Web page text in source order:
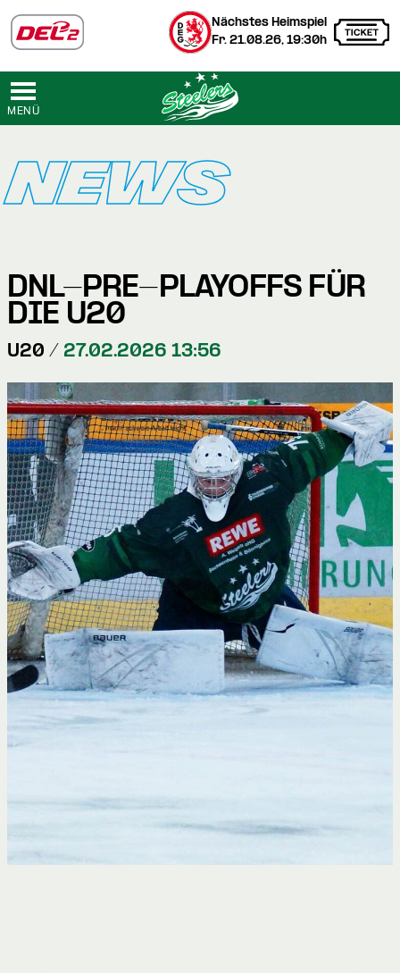
Nächstes Heimspiel
Fr. 21.08.26, 19:30h
MENÜ
NEWS
DNL-PRE-PLAYOFFS FÜR
DIE U20
U20 / 27.02.2026 13:56